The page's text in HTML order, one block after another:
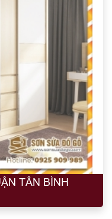
TÂN BÌNH